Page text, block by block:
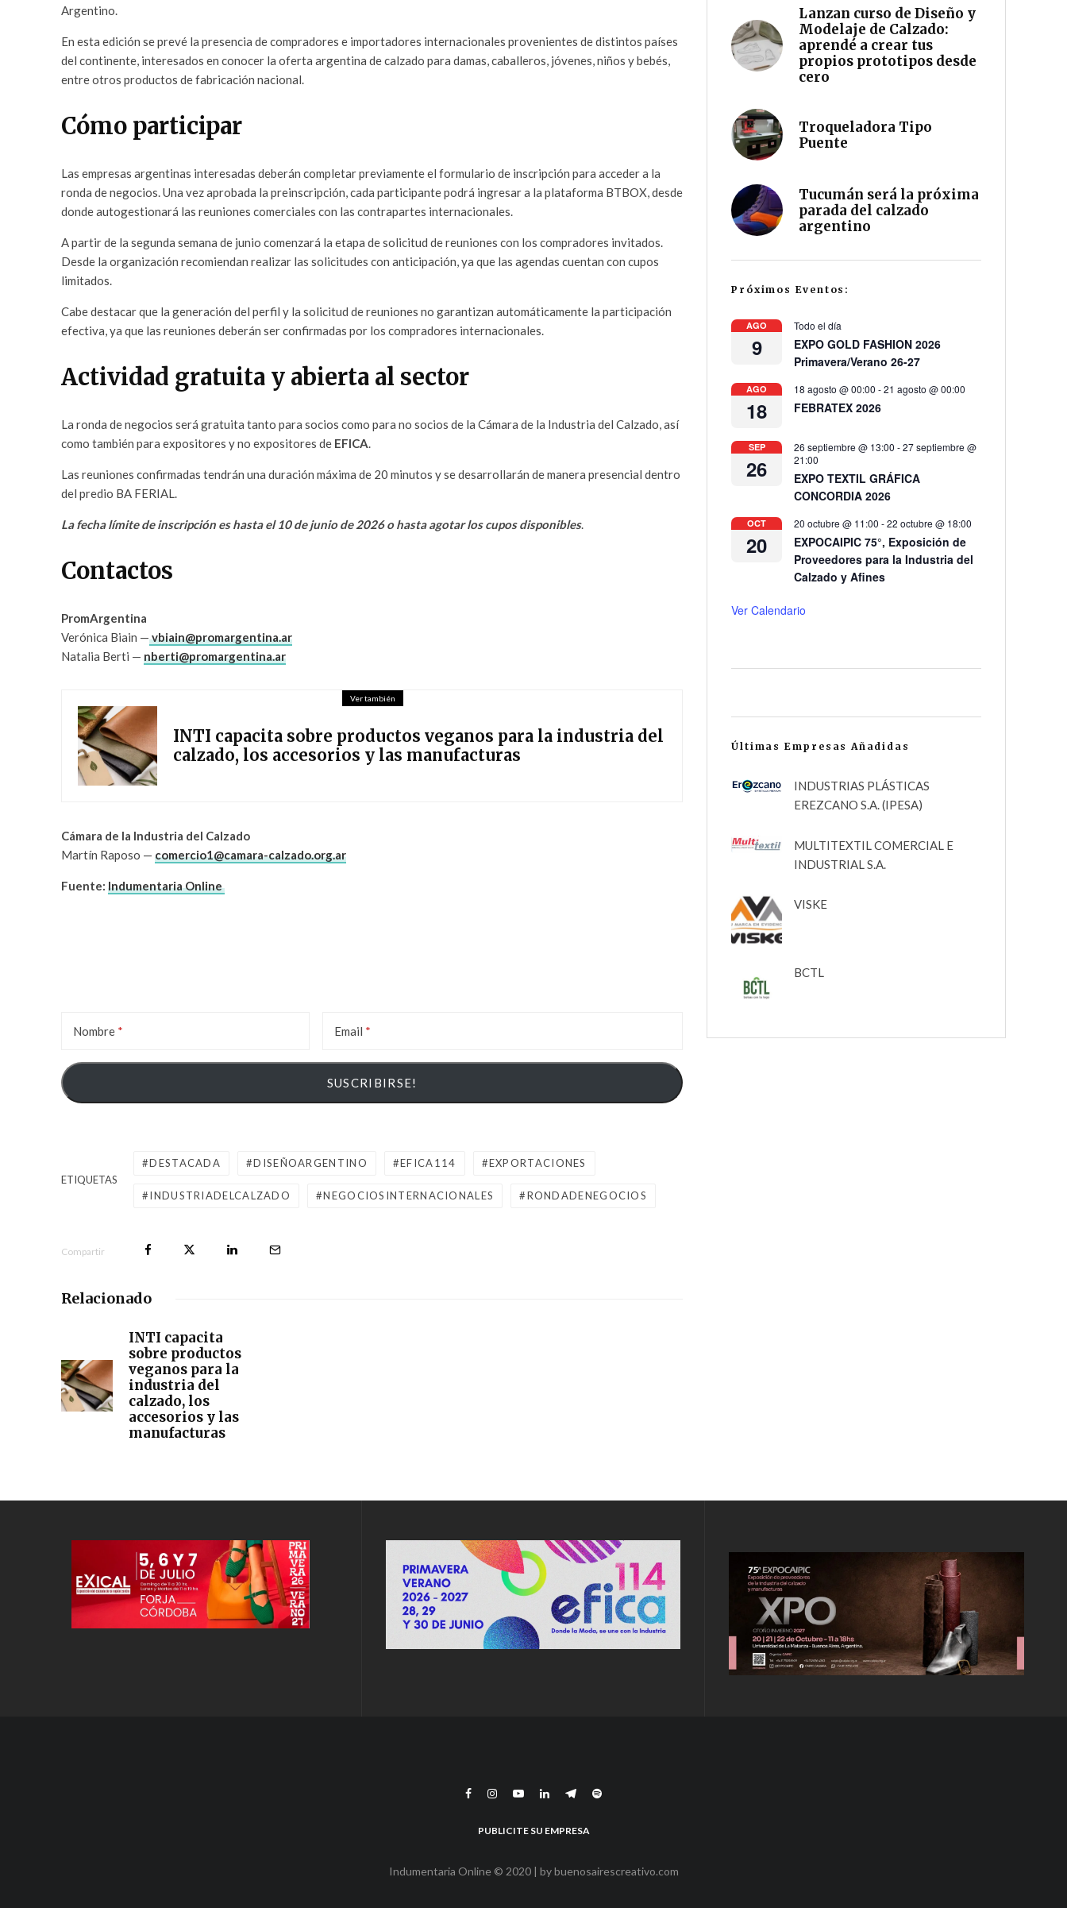
Argentino.
En esta edición se prevé la presencia de compradores e importadores internacionales provenientes de distintos países
del continente, interesados en conocer la oferta argentina de calzado para damas, caballeros, jóvenes, niños y bebés,
entre otros productos de fabricación nacional.
Cómo participar
Las empresas argentinas interesadas deberán completar previamente el formulario de inscripción para acceder a la
ronda de negocios. Una vez aprobada la preinscripción, cada participante podrá ingresar a la plataforma BTBOX, desde
donde autogestionará las reuniones comerciales con las contrapartes internacionales.
A partir de la segunda semana de junio comenzará la etapa de solicitud de reuniones con los compradores invitados.
Desde la organización recomiendan realizar las solicitudes con anticipación, ya que las agendas cuentan con cupos
limitados.
Cabe destacar que la generación del perfil y la solicitud de reuniones no garantizan automáticamente la participación
efectiva, ya que las reuniones deberán ser confirmadas por los compradores internacionales.
Actividad gratuita y abierta al sector
La ronda de negocios será gratuita tanto para socios como para no socios de la Cámara de la Industria del Calzado, así
como también para expositores y no expositores de EFICA.
Las reuniones confirmadas tendrán una duración máxima de 20 minutos y se desarrollarán de manera presencial dentro
del predio BA FERIAL.
La fecha límite de inscripción es hasta el 10 de junio de 2026 o hasta agotar los cupos disponibles.
Contactos
PromArgentina
Verónica Biain —vbiain@promargentina.ar
Natalia Berti — nberti@promargentina.ar
Ver también
INTI capacita sobre productos veganos para la industria del
calzado, los accesorios y las manufacturas
Cámara de la Industria del Calzado
Martín Raposo — comercio1@camara-calzado.org.ar
Fuente: Indumentaria Online
Nombre Email
ETIQUETAS
DESTACADA DISEÑOARGENTINO EFICA114 EXPORTACIONES
INDUSTRIADELCALZADO NEGOCIOSINTERNACIONALES RONDADENEGOCIOS
Compartir
Relacionado
INTI capacita
sobre productos
veganos para la
industria del
calzado, los
accesorios y las
manufacturas
Lanzan curso de Diseño y
Modelaje de Calzado:
aprendé a crear tus
propios prototipos desde
cero
Troqueladora Tipo
Puente
Tucumán será la próxima
parada del calzado
argentino
Próximos Eventos:
AGO
9
Todo el día
EXPO GOLD FASHION 2026
Primavera/Verano 26-27
AGO
18
18 agosto @ 00:00 -21 agosto @ 00:00
FEBRATEX 2026
SEP
26
26 septiembre @ 13:00 -27 septiembre @
21:00
EXPO TEXTIL GRÁFICA
CONCORDIA 2026
OCT
20
20 octubre @ 11:00 -22 octubre @ 18:00
EXPOCAIPIC 75°, Exposición de
Proveedores para la Industria del
Calzado y Afines
Ver Calendario
Últimas Empresas Añadidas
INDUSTRIAS PLÁSTICAS
EREZCANO S.A. (IPESA)
MULTITEXTIL COMERCIAL E
INDUSTRIAL S.A.
VISKE
BCTL
PUBLICITE SU EMPRESA
Indumentaria Online © 2020 | bybuenosairescreativo.com